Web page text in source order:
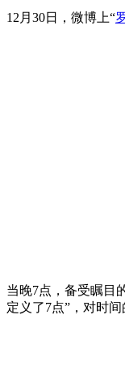
12月30日，微博上“
当晚7点，备受瞩目
定义了7点”，对时间